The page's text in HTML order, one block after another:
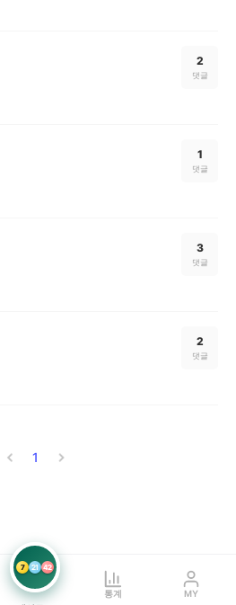
2
댓글
1
댓글
3
댓글
2
댓글
1
7 21 42
통계 MY